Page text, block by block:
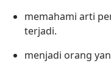
memahami arti
terjadi.
menjadi orang